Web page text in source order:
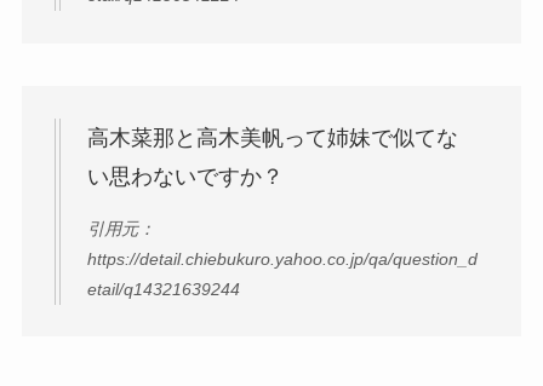
高木菜那と高木美帆って姉妹で似てな
い思わないですか？
引用元：
https://detail.chiebukuro.yahoo.co.jp/qa/question_d
etail/q14321639244